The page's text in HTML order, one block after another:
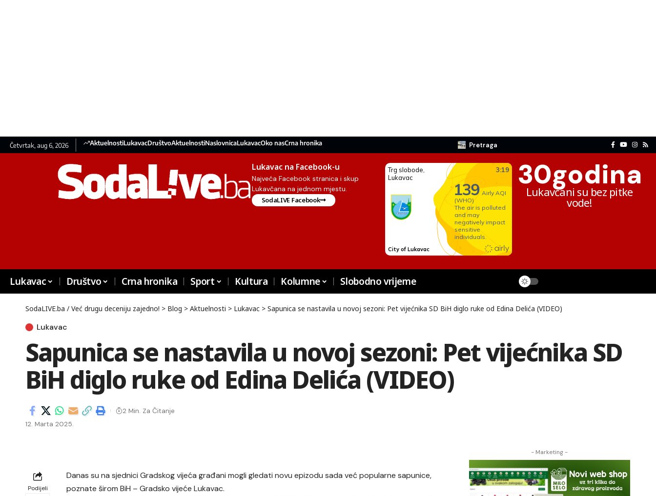
Četvrtak, aug 6, 2026 AktuelnostiLukavacDruštvoAktuelnostiNaslovnicaLukavacOko nasCrna hronika Pretraga
Lukavac na Facebook-u
Najveća Facebook stranica i skup
Lukavčana na jednom mjestu.
SodaLIVE Facebook
30godina
Lukavčani su bez pitke
vode!
Lukavac Društvo Crna hronika Sport Kultura Kolumne Slobodno vrijeme
SodaLIVE.ba / Već drugu deceniju zajedno! > Blog > Aktuelnosti > Lukavac > Sapunica se nastavila u novoj sezoni: Pet vijećnika SD BiH diglo ruke od Edina Delića (VIDEO)
Lukavac
Sapunica se nastavila u novoj sezoni: Pet vijećnika SD
BiH diglo ruke od Edina Delića (VIDEO)
12. Marta 2025.
2 Min. Za Čitanje
Podijeli
Danas su na sjednici Gradskog vijeća građani mogli gledati novu epizodu sada već popularne sapunice,
poznate širom BiH – Gradsko vijeće Lukavac.
- Marketing -